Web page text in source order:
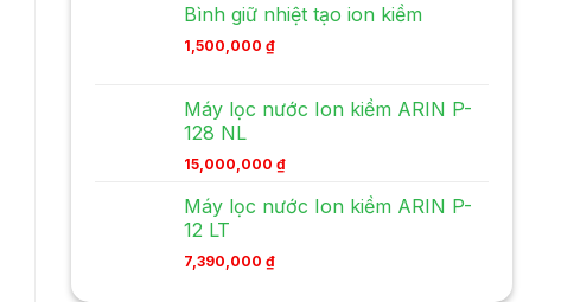
Bình giữ nhiệt tạo ion kiềm
1,500,000 ₫
Máy lọc nước Ion kiềm ARIN P-
128 NL
15,000,000 ₫
Máy lọc nước Ion kiềm ARIN P-
12 LT
7,390,000 ₫